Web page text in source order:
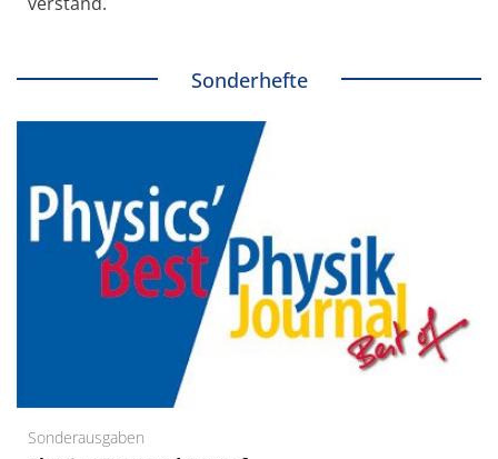
Sonderhefte
Sonderausgaben